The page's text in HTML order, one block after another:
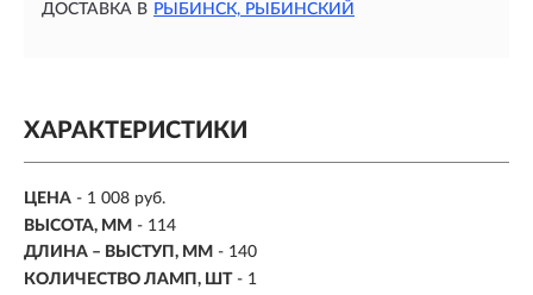
ДОСТАВКА В РЫБИНСК, РЫБИНСКИЙ
ХАРАКТЕРИСТИКИ
ЦЕНА - 1 008 руб.
ВЫСОТА, ММ - 114
ДЛИНА – ВЫСТУП, ММ - 140
КОЛИЧЕСТВО ЛАМП, ШТ - 1